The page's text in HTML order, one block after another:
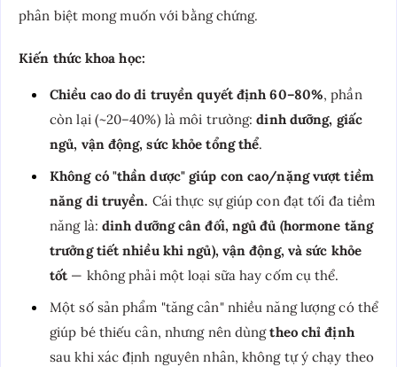
phân biệt mong muốn với bằng chứng.
Kiến thức khoa học:
Chiều cao do di truyền quyết định 60–80%, phần
còn lại (~20–40%) là môi trường:dinh dưỡng, giấc
ngủ, vận động, sức khỏe tổng thể.
Không có "thần dược" giúp con cao/nặng vượt tiềm
năng di truyền. Cái thực sự giúp con đạt tối đa tiềm
năng là: dinh dưỡng cân đối, ngủ đủ (hormone tăng
trưởng tiết nhiều khi ngủ), vận động, và sức khỏe
tốt— không phải một loại sữa hay cốm cụ thể.
Một số sản phẩm "tăng cân" nhiều năng lượng có thể
giúp bé thiếu cân, nhưng nên dùngtheo chỉ định
sau khi xác định nguyên nhân, không tự ý chạy theo